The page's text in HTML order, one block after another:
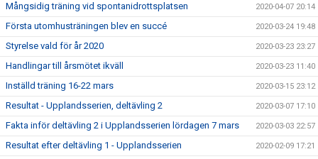
Mångsidig träning vid spontanidrottsplatsen 2020-04-07 20:14
Första utomhusträningen blev en succé 2020-03-24 19:48
Styrelse vald för år 2020 2020-03-23 23:27
Handlingar till årsmötet ikväll 2020-03-23 11:40
Inställd träning 16-22 mars 2020-03-15 23:12
Resultat - Upplandsserien, deltävling 2 2020-03-07 17:10
Fakta inför deltävling 2 i Upplandsserien lördagen 7 mars 2020-03-03 22:57
Resultat efter deltävling 1 - Upplandsserien 2020-02-09 17:21